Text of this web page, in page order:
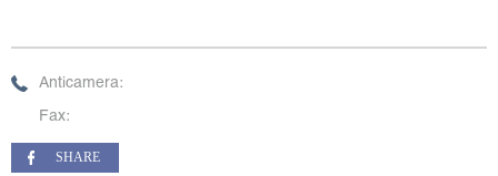
Anticamera:
Fax:
SHARE